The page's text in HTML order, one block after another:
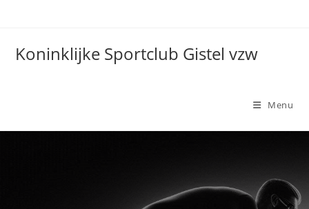
Koninklijke Sportclub Gistel vzw
Menu